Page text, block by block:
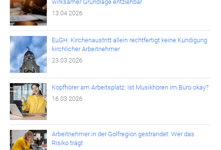
wirksamer Grundlage entziehbar
13.04.2026
EuGH: Kirchenaustritt allein rechtfertigt keine Kündigung
kirchlicher Arbeitnehmer
23.03.2026
Kopfhörer am Arbeitsplatz: Ist Musikhören im Büro okay?
16.03.2026
Arbeitnehmer in der Golfregion gestrandet: Wer das
Risiko trägt